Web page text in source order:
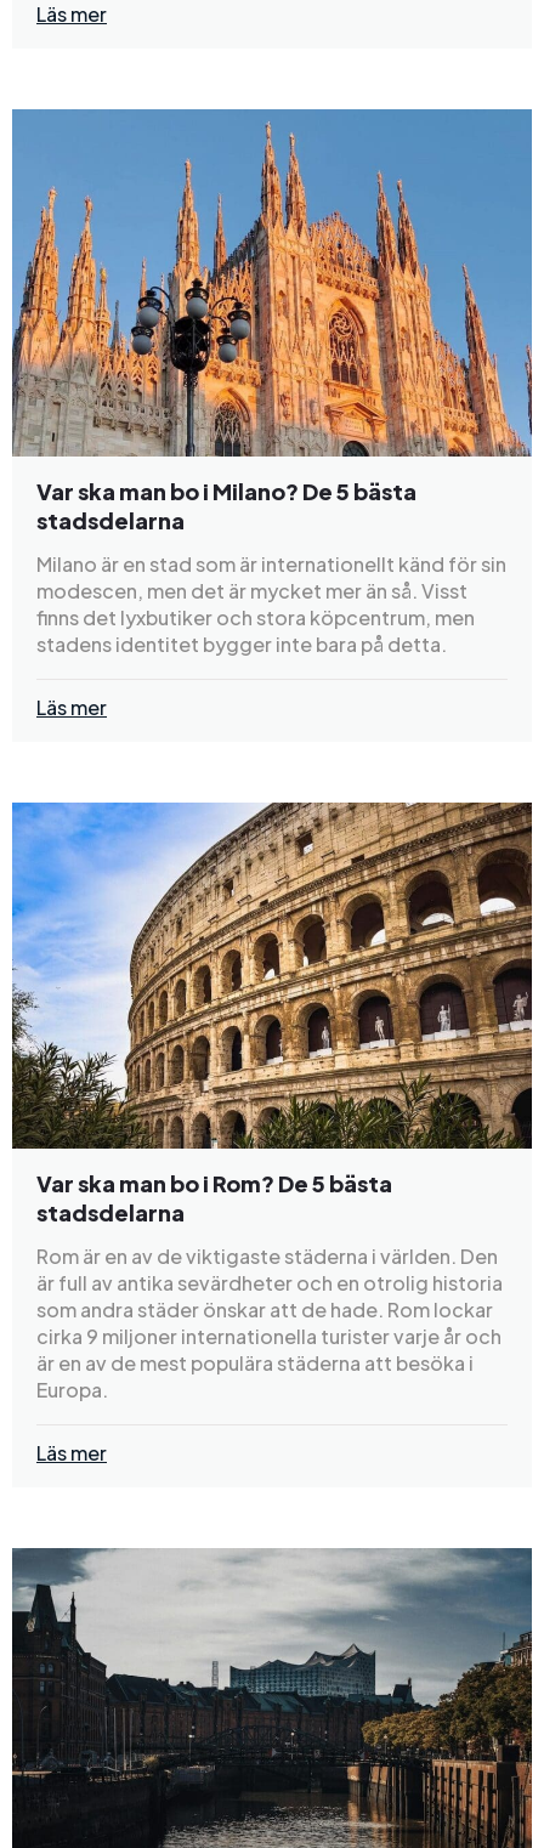
Läs mer
Var ska man bo i Milano? De 5 bästa
stadsdelarna
Milano är en stad som är internationellt känd för sin
modescen, men det är mycket mer än så. Visst
finns det lyxbutiker och stora köpcentrum, men
stadens identitet bygger inte bara på detta.
Läs mer
Var ska man bo i Rom? De 5 bästa
stadsdelarna
Rom är en av de viktigaste städerna i världen. Den
är full av antika sevärdheter och en otrolig historia
som andra städer önskar att de hade. Rom lockar
cirka 9 miljoner internationella turister varje år och
är en av de mest populära städerna att besöka i
Europa.
Läs mer